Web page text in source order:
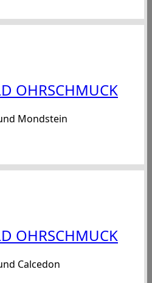
OHRSCHMUCK
Mondstein
OHRSCHMUCK
Calcedon